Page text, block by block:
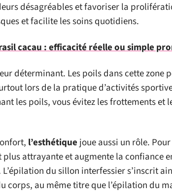
désagréables et favoriser la
et facilite les soins quotidiens.
cacau : efficacité réelle ou simple
déterminant. Les poils dans cette zone
lors de la pratique d’activités
les poils, vous évitez les frottements et
l’esthétique joue aussi un rôle.
plus attrayante et augmente la confiance
du sillon interfessier s’inscrit
corps, au même titre que l’épilation du